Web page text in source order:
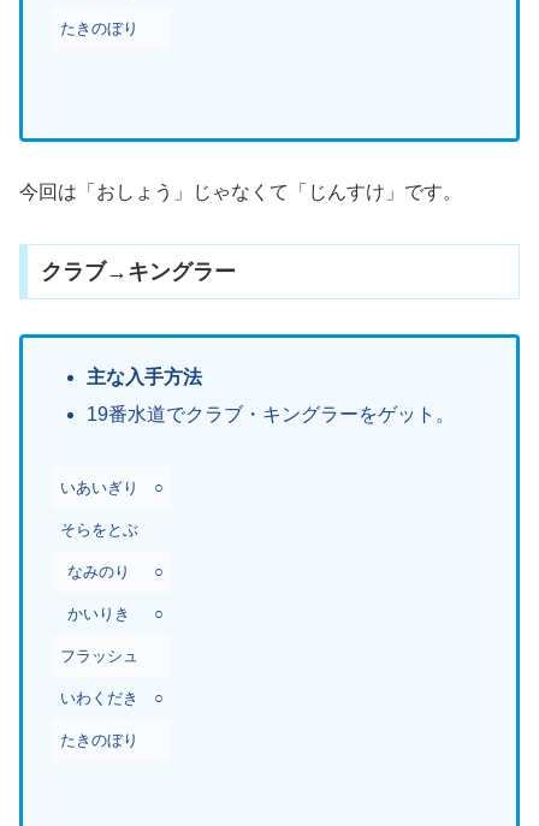
たきのぼり
今回は「おしょう」じゃなくて「じんすけ」です。
クラブ→キングラー
主な入手方法
19番水道でクラブ・キングラーをゲット。
いあいぎり ○
そらをとぶ
なみのり ○
かいりき ○
フラッシュ
いわくだき ○
たきのぼり